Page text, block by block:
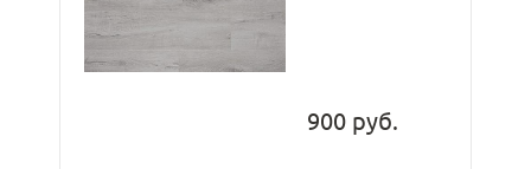
900 руб.